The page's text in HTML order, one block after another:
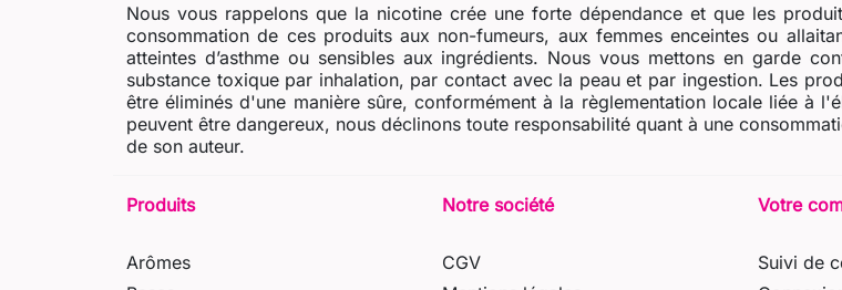
Nous vous rappelons que la nicotine crée une forte dépendance et que les
consommation de ces produits aux non-fumeurs, aux femmes enceintes ou
atteintes d’asthme ou sensibles aux ingrédients. Nous vous mettons en garde
substance toxique par inhalation, par contact avec la peau et par ingestion. Les
être éliminés d'une manière sûre, conformément à la règlementation locale liée à
peuvent être dangereux, nous déclinons toute responsabilité quant à une
de son auteur.
Produits
Arômes
Notre société
CGV
Votre
Suivi de